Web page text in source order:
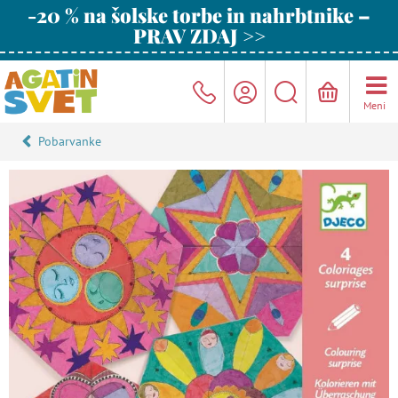
-20 % na šolske torbe in nahrbtnike –
PRAV ZDAJ >>
Meni
Pobarvanke